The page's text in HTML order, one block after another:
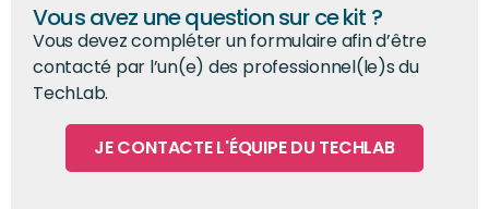
Vous avez une question sur ce kit ?
Vous devez compléter un formulaire afin d’être
contacté par l’un(e) des professionnel(le)s du
TechLab.
JE CONTACTE L'ÉQUIPE DU TECHLAB